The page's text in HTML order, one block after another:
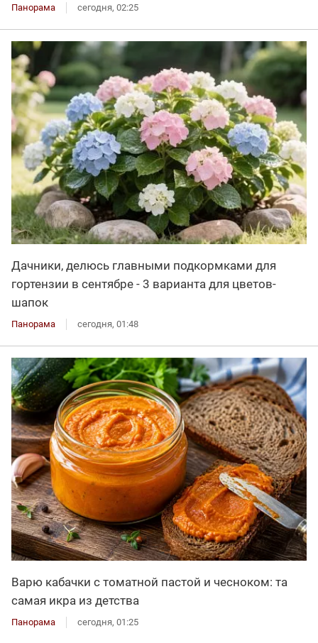
Панорама сегодня, 02:25
Дачники, делюсь главными подкормками для
гортензии в сентябре - 3 варианта для цветов-
шапок
Панорама сегодня, 01:48
Варю кабачки с томатной пастой и чесноком: та
самая икра из детства
Панорама сегодня, 01:25